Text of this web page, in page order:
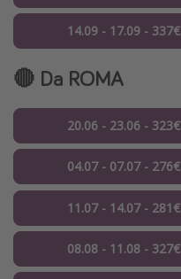
14.09 - 17.09 - 337€
🔴 Da ROMA
20.06 - 23.06 - 323€
04.07 - 07.07 - 276€
11.07 - 14.07 - 281€
08.08 - 11.08 - 327€